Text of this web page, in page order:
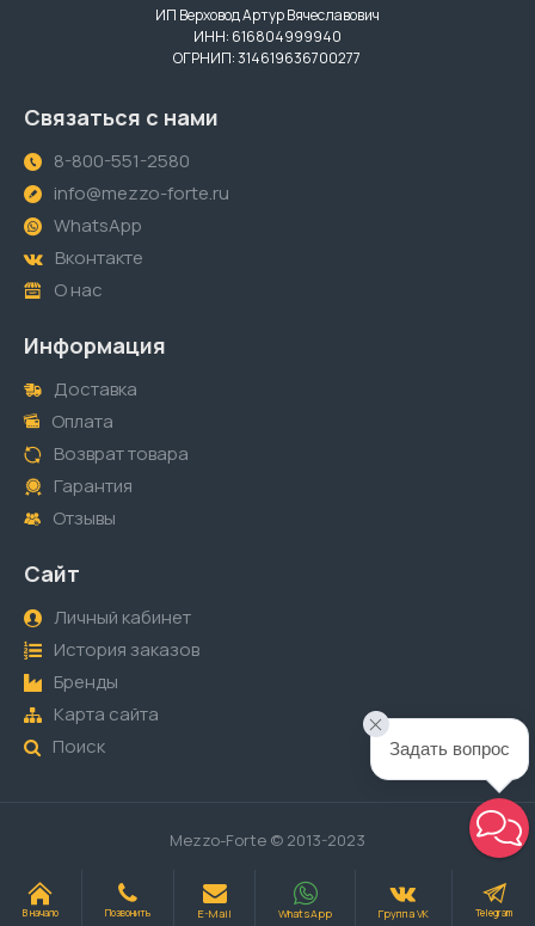
ИП Верховод Артур Вячеславович
ИНН: 616804999940
ОГРНИП: 314619636700277
Связаться с нами
8-800-551-2580
info@mezzo-forte.ru
WhatsApp
Вконтакте
О нас
Информация
Доставка
Оплата
Возврат товара
Гарантия
Отзывы
Сайт
Личный кабинет
История заказов
Бренды
Карта сайта
Поиск
Mezzo-Forte © 2013-2023
В начало Позвонить E-Mail WhatsApp Группа VK Telegram
Задать вопрос